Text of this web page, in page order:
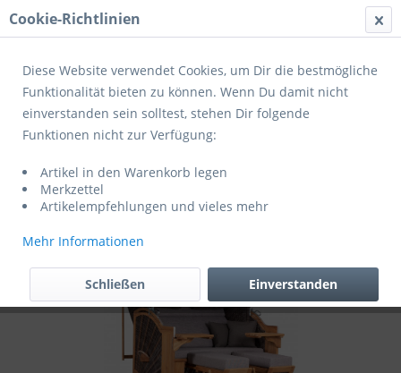
Menü
Übersicht Strandkörbe
Teak stone grey Design 466
Cookie-Richtlinien
Diese Website verwendet Cookies, um Dir die bestmögliche
Funktionalität bieten zu können. Wenn Du damit nicht
einverstanden sein solltest, stehen Dir folgende
Funktionen nicht zur Verfügung:
Artikel in den Warenkorb legen
Merkzettel
Artikelempfehlungen und vieles mehr
Mehr Informationen
Einverstanden
Schließen